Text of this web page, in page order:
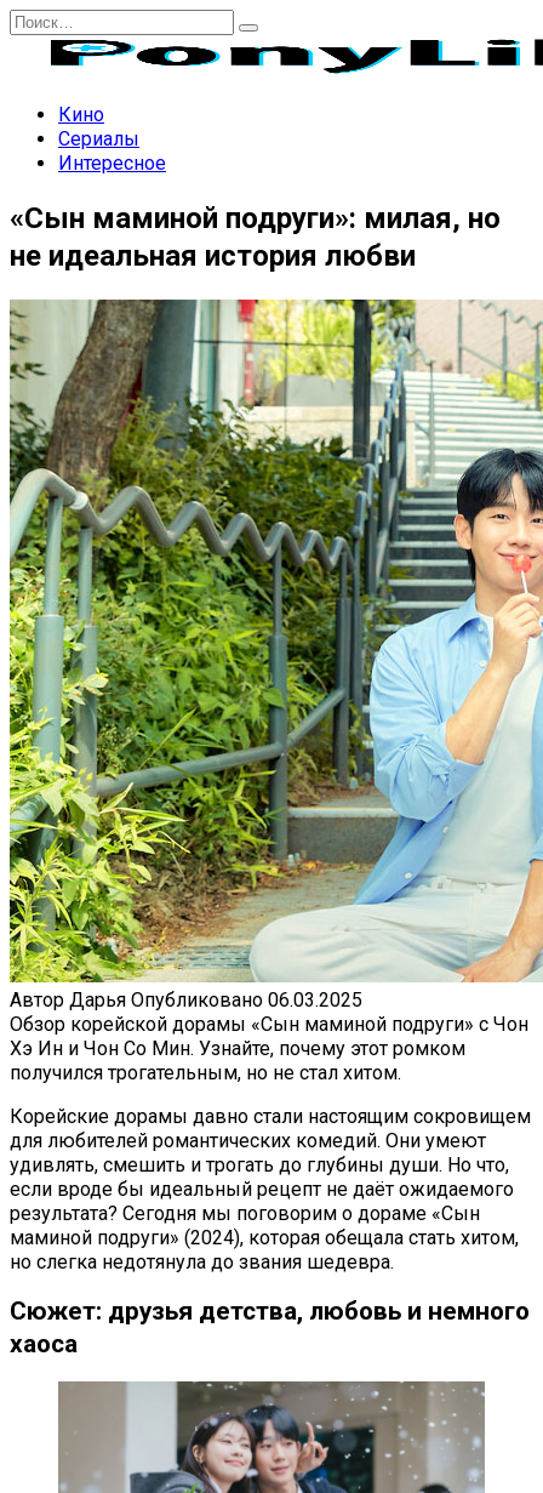
Перейти
содержанию
Search
Кино
Сериалы
Интересное
«Сын маминой подруги»: милая, но
не идеальная история любви
Автор Дарья Опубликовано 06.03.2025
Обзор корейской дорамы «Сын маминой подруги» с Чон
Хэ Ин и Чон Со Мин. Узнайте, почему этот ромком
получился трогательным, но не стал хитом.
Корейские дорамы давно стали настоящим сокровищем
для любителей романтических комедий. Они умеют
удивлять, смешить и трогать до глубины души. Но что,
если вроде бы идеальный рецепт не даёт ожидаемого
результата? Сегодня мы поговорим о дораме «Сын
маминой подруги» (2024), которая обещала стать хитом,
но слегка недотянула до звания шедевра.
Сюжет: друзья детства, любовь и немного
хаоса